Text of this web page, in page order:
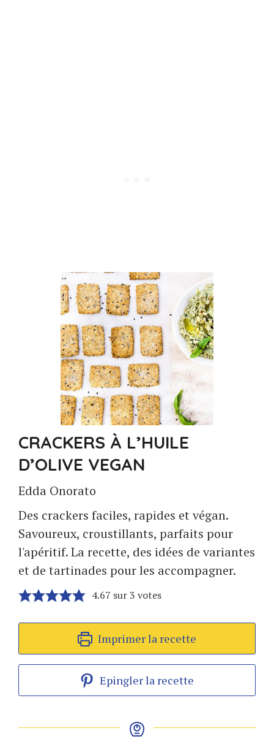
CRACKERS À L’HUILE
D’OLIVE VEGAN
Edda Onorato
Des crackers faciles, rapides et végan.
Savoureux, croustillants, parfaits pour
l'apéritif. La recette, des idées de variantes
et de tartinades pour les accompagner.
4.67 sur3 votes
Imprimer la recette
Epingler la recette